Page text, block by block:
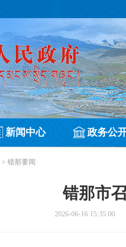
新闻中心 政务公
> 错那要闻
错那市
2026-06-16 15:35:00